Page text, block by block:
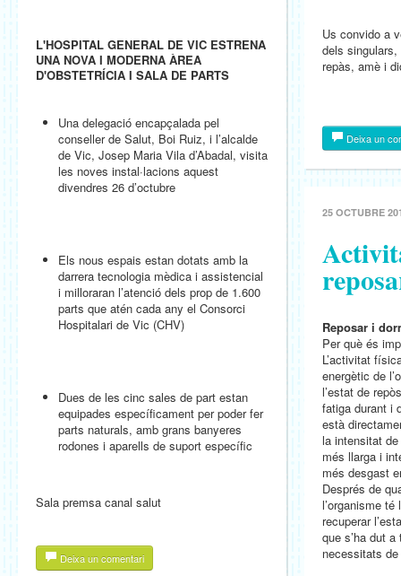
L'HOSPITAL GENERAL DE VIC ESTRENA
UNA NOVA I MODERNA ÀREA
D'OBSTETRÍCIA I SALA DE PARTS
Una delegació encapçalada pel
conseller de Salut, Boi Ruiz, i l’alcalde
de Vic, Josep Maria Vila d’Abadal, visita
les noves instal·lacions aquest
divendres 26 d’octubre
Els nous espais estan dotats amb la
darrera tecnologia mèdica i assistencial
i milloraran l’atenció dels prop de 1.600
parts que atén cada any el Consorci
Hospitalari de Vic (CHV)
Dues de les cinc sales de part estan
equipades específicament per poder fer
parts naturals, amb grans banyeres
rodones i aparells de suport específic
Sala premsa canal salut
Deixa un comentari
Us convido a
dels
repàs, amè i
Deixa un
25 OCTUBRE
Reposar i
Per què és
L’activitat
energètic de
l’estat de
fatiga durant i
està
la intensitat
més llarga i
més desgast
Després de
l’organisme
recuperar
que s’ha dut
necessitats